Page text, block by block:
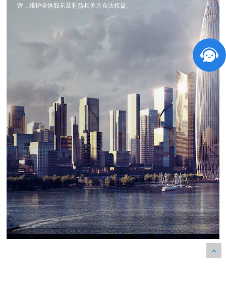
营，维护全体股东及利益相关方合法权益。